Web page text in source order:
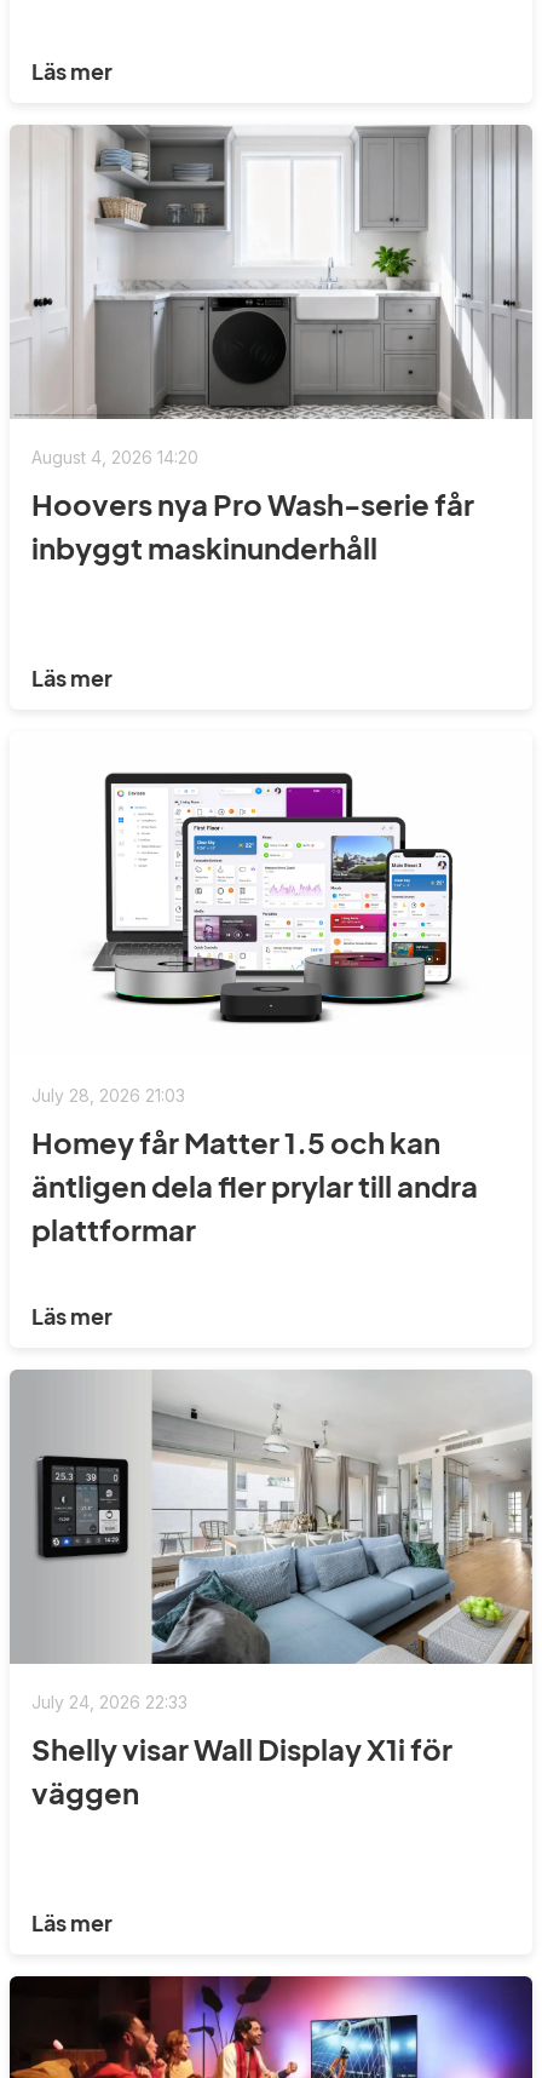
Läs mer
August 4, 2026 14:20
Hoovers nya Pro Wash-serie får
inbyggt maskinunderhåll
Läs mer
July 28, 2026 21:03
Homey får Matter 1.5 och kan
äntligen dela fler prylar till andra
plattformar
Läs mer
July 24, 2026 22:33
Shelly visar Wall Display X1i för
väggen
Läs mer